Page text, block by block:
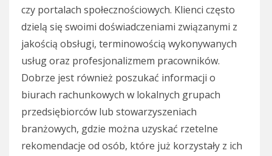
czy portalach społecznościowych. Klienci często
dzielą się swoimi doświadczeniami związanymi z
jakością obsługi, terminowością wykonywanych
usług oraz profesjonalizmem pracowników.
Dobrze jest również poszukać informacji o
biurach rachunkowych w lokalnych grupach
przedsiębiorców lub stowarzyszeniach
branżowych, gdzie można uzyskać rzetelne
rekomendacje od osób, które już korzystały z ich